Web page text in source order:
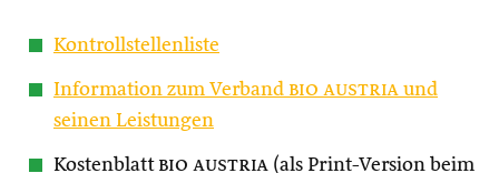
Kontrollstellenliste
Information zum Verband bio austria und
seinen Leistungen
Kostenblatt bio austria (als Print-Version beim